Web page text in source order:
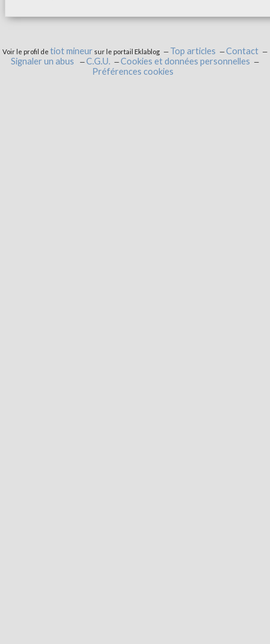
Voir le profil de tiot mineur sur le portail Eklablog Top articles
Contact
Signaler un abus
C.G.U.
Cookies et données personnelles
Préférences cookies